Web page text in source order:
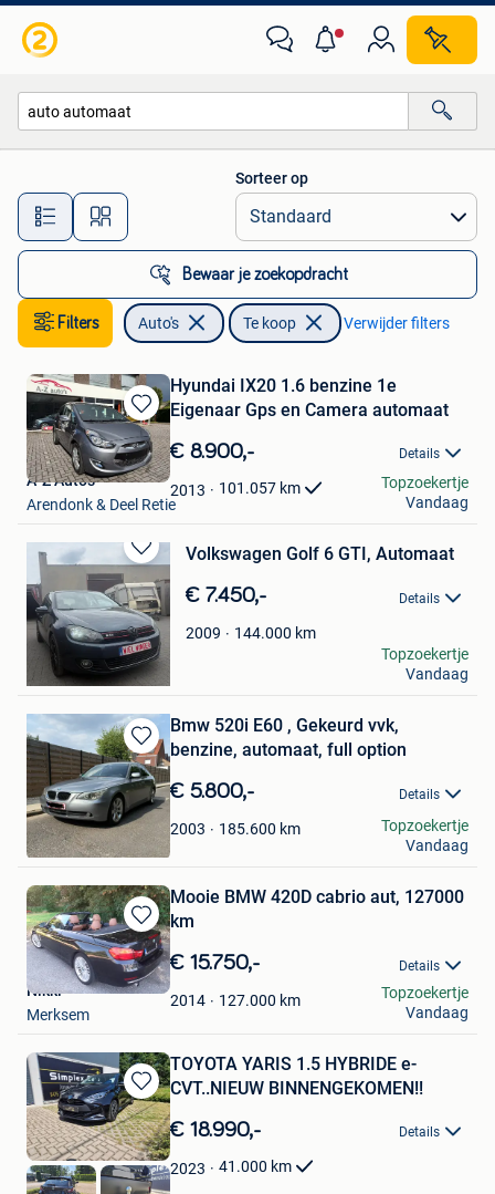
Alle afstanden…
Sorteer op
Bewaar je zoekopdracht
Filters Auto's Te koop Verwijder filters
Bewaren
in
Mijn
Favorieten
Hyundai IX20 1.6 benzine 1e
Eigenaar Gps en Camera automaat
€ 8.900,- Details
2013 101.057 km
A-Z Auto's
Arendonk & Deel Retie
Topzoekertje
Vandaag
Bewaren
in
Mijn
Favorieten
Volkswagen Golf 6 GTI, Automaat
€ 7.450,- Details
2009 144.000 km
WielWonder
Turnhout
Topzoekertje
Vandaag
Bewaren
in
Mijn
Favorieten
Bmw 520i E60 , Gekeurd vvk,
benzine, automaat, full option
€ 5.800,- Details
2003 185.600 km
Mohammed Mhsani
Harelbeke
Topzoekertje
Vandaag
Bewaren
in
Mijn
Favorieten
Mooie BMW 420D cabrio aut, 127000
km
€ 15.750,- Details
2014 127.000 km
Nikki
Merksem
Topzoekertje
Vandaag
Bewaren
in
Mijn
Favorieten
TOYOTA YARIS 1.5 HYBRIDE e-
CVT..NIEUW BINNENGEKOMEN!!
€ 18.990,- Details
2023 41.000 km